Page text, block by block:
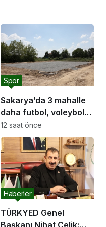
Sakarya’da 3 mahalle
daha futbol, voleybol
ve basketbol sahasına
kavuşuyor
Spor
12 saat önce
TÜRKYED Genel
Haberler